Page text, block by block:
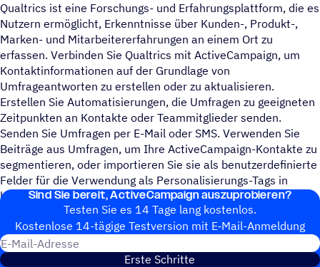
Qualtrics ist eine Forschungs- und Erfahrungsplattform, die es
Nutzern ermöglicht, Erkenntnisse über Kunden-, Produkt-,
Marken- und Mitarbeitererfahrungen an einem Ort zu
erfassen. Verbinden Sie Qualtrics mit ActiveCampaign, um
Kontaktinformationen auf der Grundlage von
Umfrageantworten zu erstellen oder zu aktualisieren.
Erstellen Sie Automatisierungen, die Umfragen zu geeigneten
Zeitpunkten an Kontakte oder Teammitglieder senden.
Senden Sie Umfragen per E-Mail oder SMS. Verwenden Sie
Beiträge aus Umfragen, um Ihre ActiveCampaign-Kontakte zu
segmentieren, oder importieren Sie sie als benutzerdefinierte
Felder für die Verwendung als Personalisierungs-Tags in
hochgradig gezielten und personalisierten Nachrichten.
Sind Sie bereit, ActiveCampaign auszuprobieren?
Testen Sie es 14 Tage lang kostenlos.
Kosten­lose 14-tägige Test­ver­sion mit E‑Mail-Anmel­dung
Erste Schritte